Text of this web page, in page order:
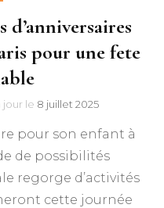
d’anniversaires
pour une fete
jour le 8 juillet 2025
pour son enfant à
de possibilités
regorge d’activités
cette journée